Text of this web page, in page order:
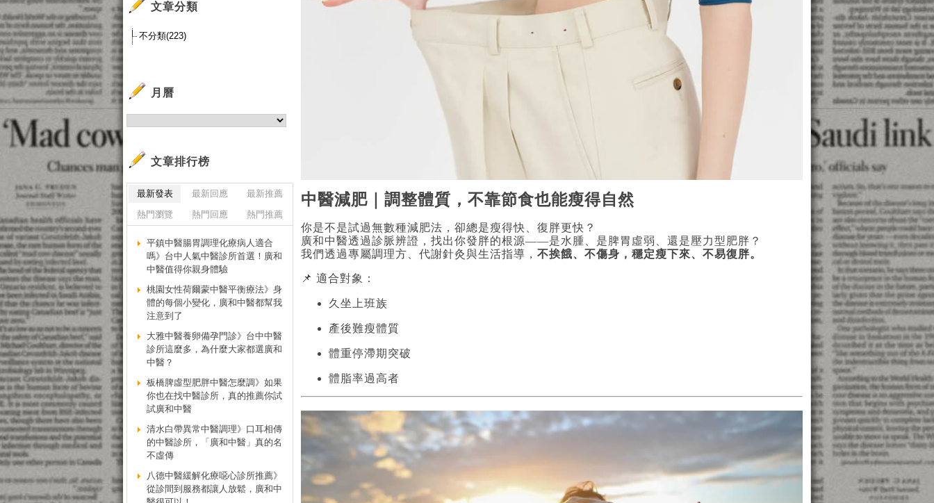
中醫減肥｜調整體質，不靠節食也能瘦得自然
你是不是試過無數種減肥法，卻總是瘦得快、復胖更快？
廣和中醫透過診脈辨證，找出你發胖的根源——是水腫、是脾胃虛弱、還是壓力型肥胖？
我們透過專屬調理方、代謝針灸與生活指導， 不挨餓、不傷身，穩定瘦下來、不易復胖。
📌 適合對象：
久坐上班族
產後難瘦體質
體重停滯期突破
體脂率過高者
文章分類
不分類(223)
月曆
文章排行榜
最新發表 最新回應
最新推薦
熱門瀏覽
熱門回應 熱門推薦
平鎮中醫腸胃調理化療病人適合
嗎》台中人氣中醫診所首選！廣和
中醫值得你親身體驗
桃園女性荷爾蒙中醫平衡療法》身
體的每個小變化，廣和中醫都幫我
注意到了
大雅中醫養卵備孕門診》台中中醫
診所這麼多，為什麼大家都選廣和
中醫？
板橋脾虛型肥胖中醫怎麼調》如果
你也在找中醫診所，真的推薦你試
試廣和中醫
清水白帶異常中醫調理》口耳相傳
的中醫診所，「廣和中醫」真的名
不虛傳
八德中醫緩解化療噁心診所推薦》
從診間到服務都讓人放鬆，廣和中